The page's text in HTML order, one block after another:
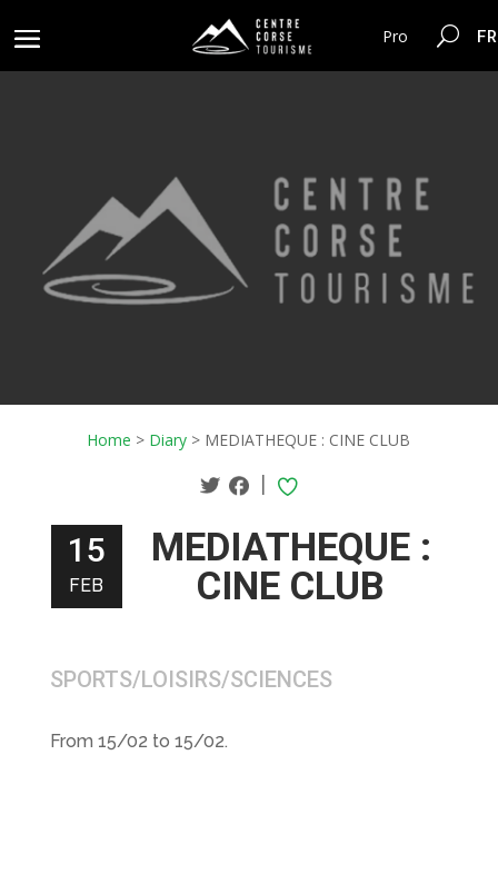
Pro
Home > Diary > MEDIATHEQUE : CINE CLUB
|
15
FEB
MEDIATHEQUE :
CINE CLUB
SPORTS/LOISIRS/SCIENCES
From 15/02 to 15/02.